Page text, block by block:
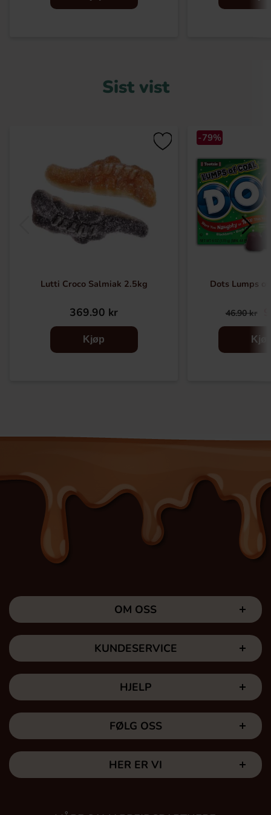
Sist vist
Lutti Croco Salmiak 2.5kg
369.90 kr
Kjøp
-79%
Dots Lumps
46.90 kr
OM OSS
KUNDESERVICE
HJELP
FØLG OSS
HER ER VI